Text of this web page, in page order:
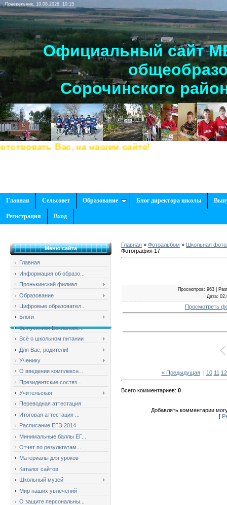
Понедельник, 10.08.2026, 10:15
Официальный сайт
Сорочинского
Вас, на нашем сайте!
Главная Сельсовет Образование Блог директора школы
Регистрация Вход
Меню сайта
Главная
Информация об образо...
Пронькинский филиал
Образование
Цифровые образовател...
Блоги
Выпускники Баклановс...
Всё о школьном питании
Для Вас, родители!
Ученику
О введении комплексн...
Президентские состяз...
Учительская
Переводная аттестация
Итоговая аттестация ...
Расписание ЕГЭ 2014
Минимальные баллы ЕГ...
Отчет по результатам...
Материалы для уроков
Каталог сайтов
Школьный музей
Мир наших увлечений
О защите персональны...
Главная » Фотоальбом » Школьная
Фотография 17
Просмотров: 963 |
Дата:
Просмотреть
« Предыдущая| 10 11 12
Всего комментариев: 0
Добавлять комментарии
[